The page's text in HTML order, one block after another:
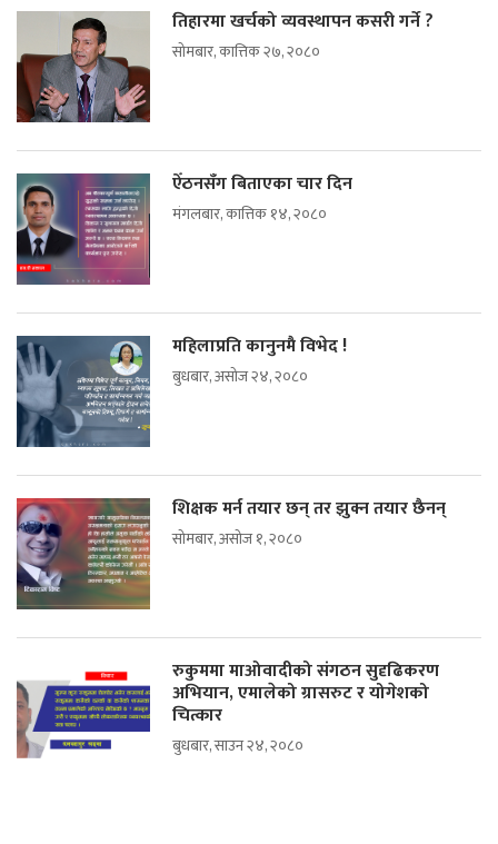
तिहारमा खर्चको व्यवस्थापन कसरी गर्ने ?
सोमबार, कात्तिक २७, २०८०
ऐँठनसँग बिताएका चार दिन
मंगलबार, कात्तिक १४, २०८०
महिलाप्रति कानुनमै विभेद !
बुधबार, असोज २४, २०८०
शिक्षक मर्न तयार छन् तर झुक्न तयार छैनन्
सोमबार, असोज १, २०८०
रुकुममा माओवादीको संगठन सुदृढिकरण
अभियान, एमालेको ग्रासरुट र योगेशको
चित्कार
बुधबार, साउन २४, २०८०